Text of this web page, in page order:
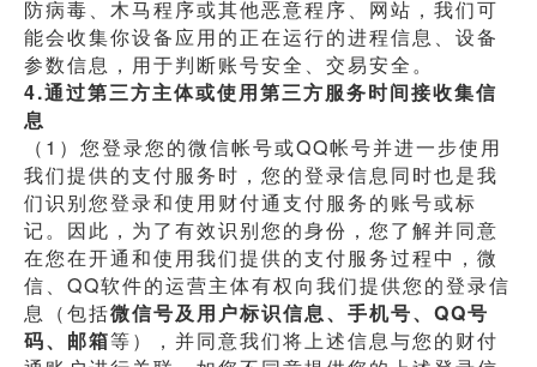
防病毒、木马程序或其他恶意程序、网站，我们可
能会收集你设备应用的正在运行的进程信息、设备
参数信息，用于判断账号安全、交易安全。
4.通过第三方主体或使用第三方服务时间接收集信
息
（1）您登录您的微信帐号或QQ帐号并进一步使用
我们提供的支付服务时，您的登录信息同时也是我
们识别您登录和使用财付通支付服务的账号或标
记。因此，为了有效识别您的身份，您了解并同意
在您在开通和使用我们提供的支付服务过程中，微
信、QQ软件的运营主体有权向我们提供您的登录信
息（包括微信号及用户标识信息、手机号、QQ号
码、邮箱等），并同意我们将上述信息与您的财付